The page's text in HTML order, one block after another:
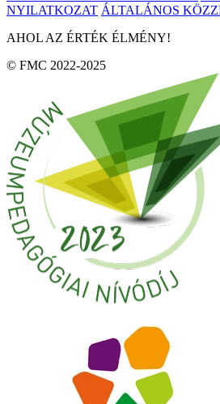
NYILATKOZAT ÁLTALÁNOS
AHOL AZ ÉRTÉK ÉLMÉNY!
© FMC 2022-2025